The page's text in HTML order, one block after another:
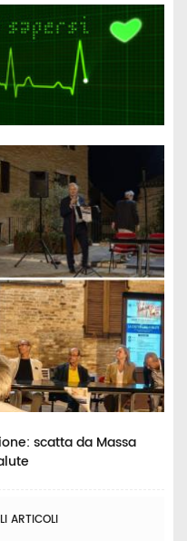
scatta da Massa
ARTICOLI